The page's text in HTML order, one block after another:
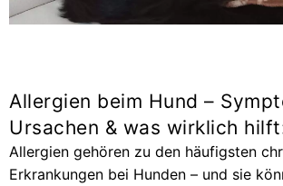
Allergien beim Hund –
Ursachen & was wirklich
Allergien gehören zu den häufigsten
Erkrankungen bei Hunden – und sie